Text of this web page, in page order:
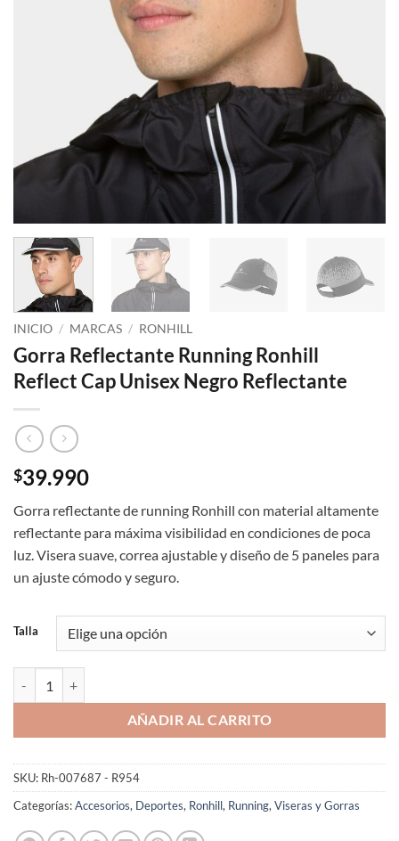
INICIO / MARCAS / RONHILL
Gorra Reflectante Running Ronhill
Reflect Cap Unisex Negro Reflectante
$39.990
Gorra reflectante de running Ronhill con material altamente
reflectante para máxima visibilidad en condiciones de poca
luz. Visera suave, correa ajustable y diseño de 5 paneles para
un ajuste cómodo y seguro.
Talla
AÑADIR AL CARRITO
SKU: Rh-007687 - R954
Categorías:Accesorios, Deportes, Ronhill, Running, Viseras y Gorras